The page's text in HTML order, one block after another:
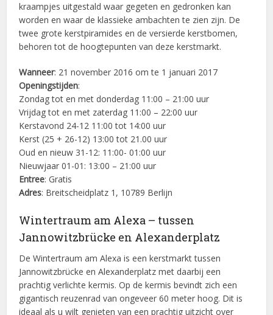
kraampjes uitgestald waar gegeten en gedronken kan
worden en waar de klassieke ambachten te zien zijn. De
twee grote kerstpiramides en de versierde kerstbomen,
behoren tot de hoogtepunten van deze kerstmarkt.
Wanneer: 21 november 2016 om te 1 januari 2017
Openingstijden:
Zondag tot en met donderdag 11:00 – 21:00 uur
Vrijdag tot en met zaterdag 11:00 – 22:00 uur
Kerstavond 24-12 11:00 tot 14:00 uur
Kerst (25 + 26-12) 13:00 tot 21.00 uur
Oud en nieuw 31-12: 11:00- 01:00 uur
Nieuwjaar 01-01: 13:00 – 21:00 uur
Entree: Gratis
Adres: Breitscheidplatz 1, 10789 Berlijn
Wintertraum am Alexa – tussen
Jannowitzbrücke en Alexanderplatz
De Wintertraum am Alexa is een kerstmarkt tussen
Jannowitzbrücke en Alexanderplatz met daarbij een
prachtig verlichte kermis. Op de kermis bevindt zich een
gigantisch reuzenrad van ongeveer 60 meter hoog. Dit is
ideaal als u wilt genieten van een prachtig uitzicht over